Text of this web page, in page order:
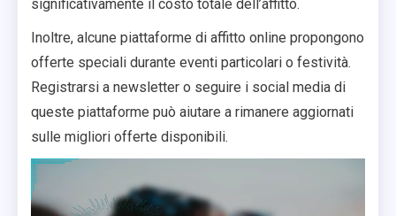
significativamente il costo totale dell’affitto.
Inoltre, alcune piattaforme di affitto online propongono
offerte speciali durante eventi particolari o festività.
Registrarsi a newsletter o seguire i social media di
queste piattaforme può aiutare a rimanere aggiornati
sulle migliori offerte disponibili.